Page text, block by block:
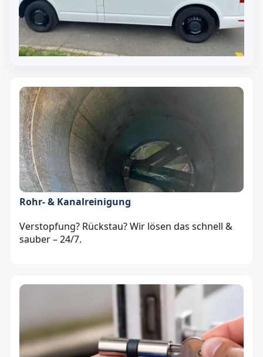
Rohr- & Kanalreinigung
Verstopfung? Rückstau? Wir lösen das schnell &
sauber – 24/7.